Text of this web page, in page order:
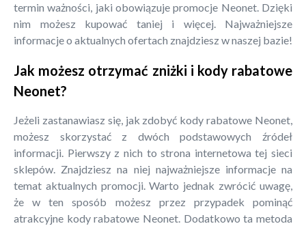
termin ważności, jaki obowiązuje promocje Neonet. Dzięki
nim możesz kupować taniej i więcej. Najważniejsze
informacje o aktualnych ofertach znajdziesz w naszej bazie!
Jak możesz otrzymać zniżki i kody rabatowe
Neonet?
Jeżeli zastanawiasz się, jak zdobyć kody rabatowe Neonet,
możesz skorzystać z dwóch podstawowych źródeł
informacji. Pierwszy z nich to strona internetowa tej sieci
sklepów. Znajdziesz na niej najważniejsze informacje na
temat aktualnych promocji. Warto jednak zwrócić uwagę,
że w ten sposób możesz przez przypadek pominąć
atrakcyjne kody rabatowe Neonet. Dodatkowo ta metoda